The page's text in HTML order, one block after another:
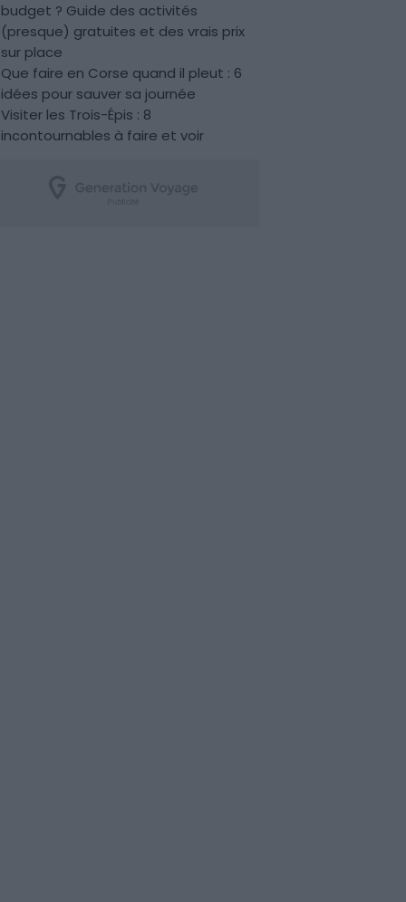
budget ? Guide des activités
(presque) gratuites et des vrais prix
sur place
Que faire en Corse quand il pleut : 6
idées pour sauver sa journée
Visiter les Trois-Épis : 8
incontournables à faire et voir